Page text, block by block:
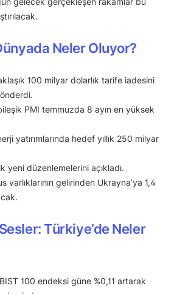
Neler Oluyor?
100 milyar dolarlık tarife iadesini
PMI temmuzda 8 ayın en yüksek
yatırımlarında hedef yıllık 250 milyar
yeni düzenlemelerini açıkladı.
varlıklarının gelirinden Ukrayna’ya 1,4
Türkiye’de Neler
100 endeksi güne %0,11 artarak